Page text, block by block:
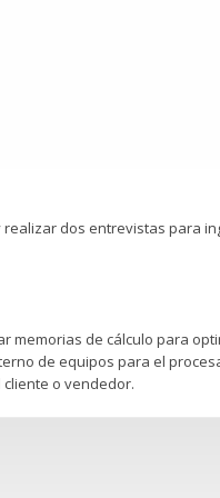
dos entrevistas para
memorias de cálculo para
de equipos para el
o vendedor.